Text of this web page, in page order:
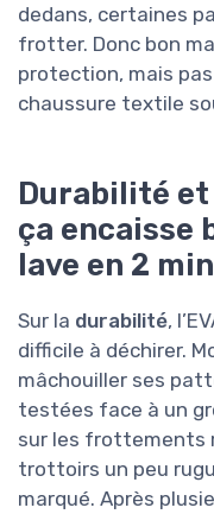
dedans, certaines
frotter. Donc bon
protection, mais
chaussure textile
Durabilité
ça encaisse
lave en 2
Sur la durabilité,
difficile à déchirer.
mâchouiller ses
testées face à un
sur les frottements
trottoirs un peu
marqué. Après